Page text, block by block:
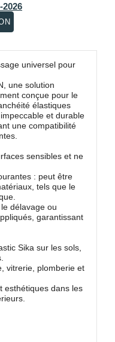
2026
universel pour
une solution
conçue pour le
élastiques
et durable
une compatibilité
sensibles et ne
: peut être
tels que le
délavage ou
garantissant
Sika sur les sols,
vitrerie, plomberie et
esthétiques dans les